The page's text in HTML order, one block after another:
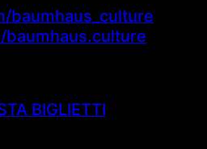
baumhaus_culture
BIGLIETTI